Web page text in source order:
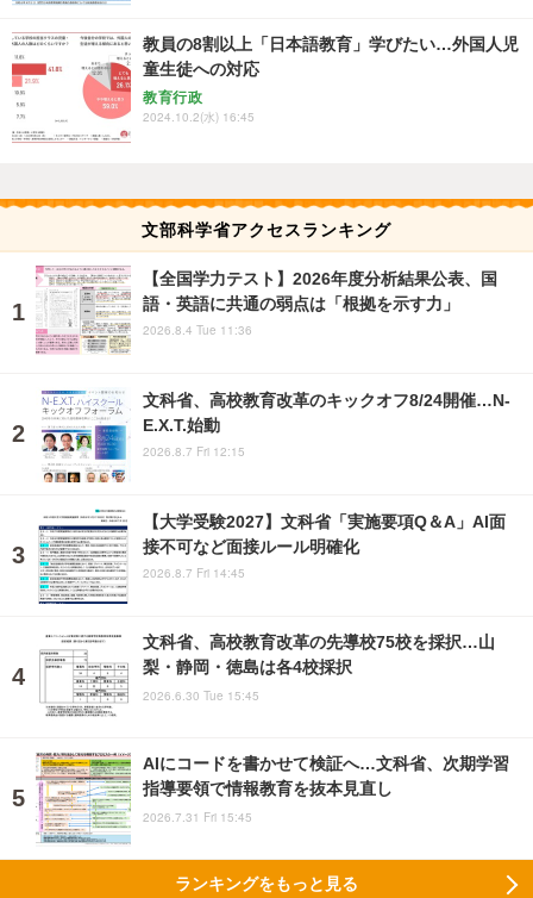
教員の8割以上「日本語教育」学びたい…外国人児
童生徒への対応
教育行政
2024.10.2(水) 16:45
文部科学省アクセスランキング
【全国学力テスト】2026年度分析結果公表、国
語・英語に共通の弱点は「根拠を示す力」
2026.8.4 Tue 11:36
文科省、高校教育改革のキックオフ8/24開催…N-
E.X.T.始動
2026.8.7 Fri 12:15
【大学受験2027】文科省「実施要項Q＆A」AI面
接不可など面接ルール明確化
2026.8.7 Fri 14:45
文科省、高校教育改革の先導校75校を採択…山
梨・静岡・徳島は各4校採択
2026.6.30 Tue 15:45
AIにコードを書かせて検証へ…文科省、次期学習
指導要領で情報教育を抜本見直し
2026.7.31 Fri 15:45
ランキングをもっと見る